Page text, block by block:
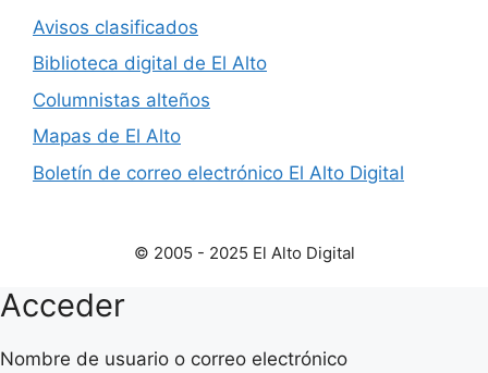
Avisos clasificados
Biblioteca digital de El Alto
Columnistas alteños
Mapas de El Alto
Boletín de correo electrónico El Alto Digital
© 2005 - 2025 El Alto Digital
Acceder
Nombre de usuario o correo electrónico